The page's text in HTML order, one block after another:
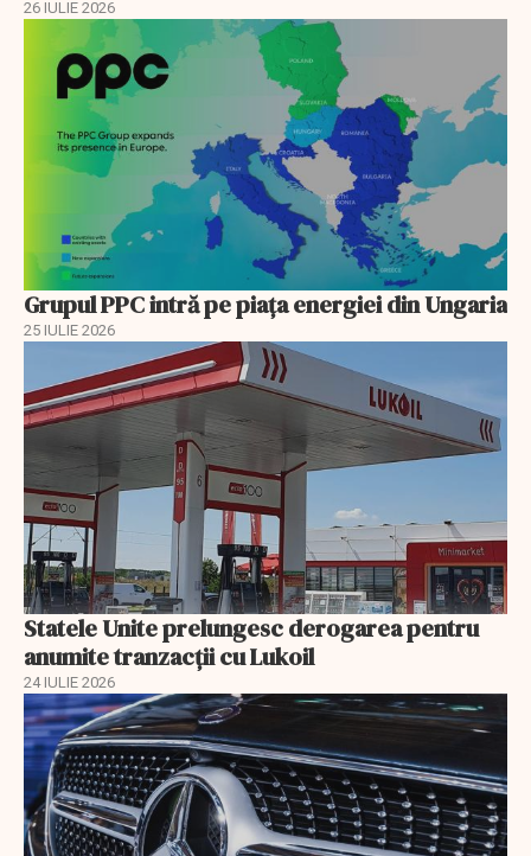
26 IULIE 2026
Grupul PPC intră pe piața energiei din Ungaria
25 IULIE 2026
Statele Unite prelungesc derogarea pentru
anumite tranzacții cu Lukoil
24 IULIE 2026